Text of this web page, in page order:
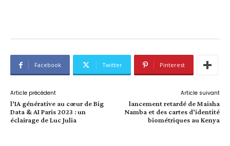
Facebook Twitter Pinterest
Article précédent
l’IA générative au cœur de Big
Data & AI Paris 2023 : un
éclairage de Luc Julia
Article suivant
lancement retardé de Maisha
Namba et des cartes d’identité
biométriques au Kenya